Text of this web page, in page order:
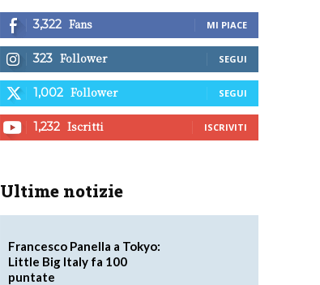
3,322 Fans MI PIACE
323 Follower SEGUI
1,002 Follower SEGUI
1,232 Iscritti ISCRIVITI
Ultime notizie
Francesco Panella a Tokyo:
Little Big Italy fa 100
puntate